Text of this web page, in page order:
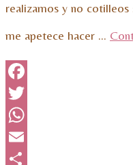
realizamos y no
me apetece hacer …
Facebook
Twitter
WhatsApp
Email